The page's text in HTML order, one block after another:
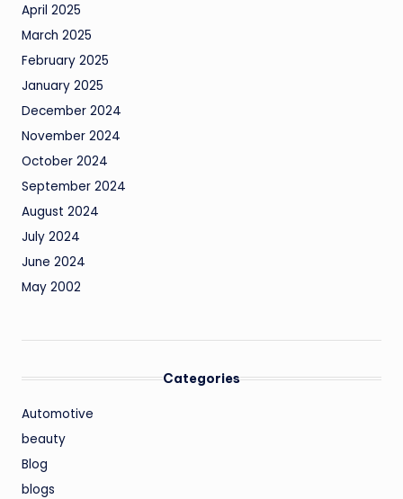
April 2025
March 2025
February 2025
January 2025
December 2024
November 2024
October 2024
September 2024
August 2024
July 2024
June 2024
May 2002
Categories
Automotive
beauty
Blog
blogs